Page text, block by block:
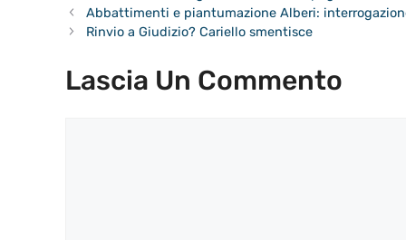
Abbattimenti e piantumazione Alberi:
Rinvio a Giudizio? Cariello smentisce
Lascia Un Commento